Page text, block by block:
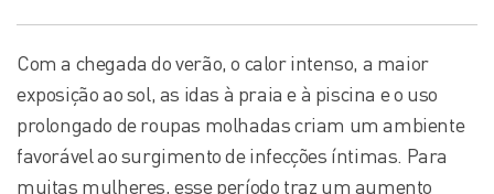
Com a chegada do verão, o calor intenso, a maior
exposição ao sol, as idas à praia e à piscina e o uso
prolongado de roupas molhadas criam um ambiente
favorável ao surgimento de infecções íntimas. Para
muitas mulheres, esse período traz um aumento